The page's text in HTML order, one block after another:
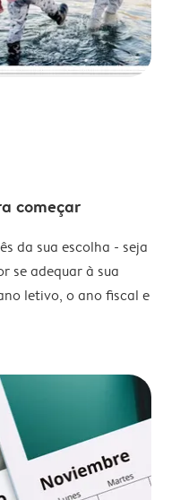
começar
da sua escolha - seja
se adequar à sua
letivo, o ano fiscal e